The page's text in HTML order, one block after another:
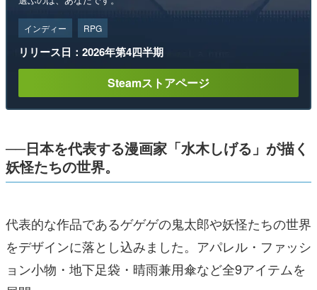
インディー RPG
リリース日：2026年第4四半期
Steamストアページ
──日本を代表する漫画家「水木しげる」が描く
妖怪たちの世界。
代表的な作品であるゲゲゲの鬼太郎や妖怪たちの世界
をデザインに落とし込みました。アパレル・ファッシ
ョン小物・地下足袋・晴雨兼用傘など全9アイテムを